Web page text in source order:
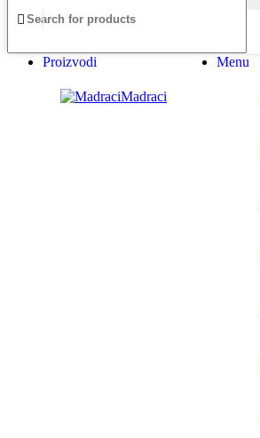
Menu
Proizvodi
Madraci